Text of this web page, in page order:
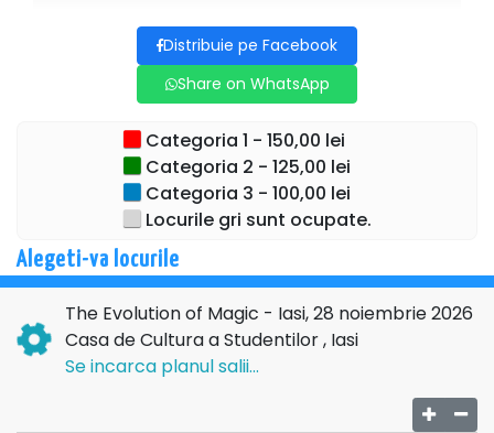
teatru captivantă și memorabilă.
Spectacolul este unul dintre cele mai longevive spectacole
de magie din Marea Britanie, fiind prezentat anual din
2016.
*spectacolul se desfasoara in limba engleza
Distribuie pe Facebook
Share on WhatsApp
Categoria 1 - 150,00 lei
Categoria 2 - 125,00 lei
Categoria 3 - 100,00 lei
Locurile gri sunt ocupate.
Alegeti-va locurile
The Evolution of Magic - Iasi, 28 noiembrie 2026
Casa de Cultura a Studentilor , Iasi
Se incarca planul salii...